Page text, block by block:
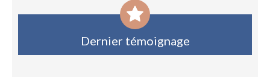
Dernier témoignage